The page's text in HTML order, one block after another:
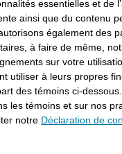
Pourquoi
conseiller
Découvrez
vos objectifs
financière et
essentielles et de
ainsi que du contenu
également des
à faire de même,
sur votre
utiliser à leurs propres
des témoins ci-
les témoins et sur nos
notre Déclaration de